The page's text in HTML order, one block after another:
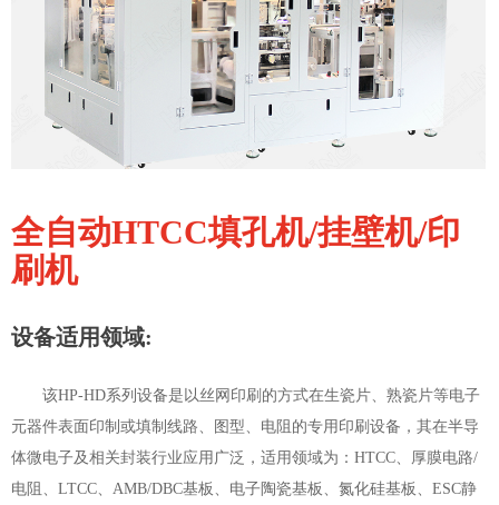
全自动HTCC填孔机/挂壁机/印
刷机
设备适用领域:
该HP-HD系列设备是以丝网印刷的方式在生瓷片、熟瓷片等电子
元器件表面印制或填制线路、图型、电阻的专用印刷设备，其在半导
体微电子及相关封装行业应用广泛，适用领域为：HTCC、厚膜电路/
电阻、LTCC、AMB/DBC基板、电子陶瓷基板、氮化硅基板、ESC静